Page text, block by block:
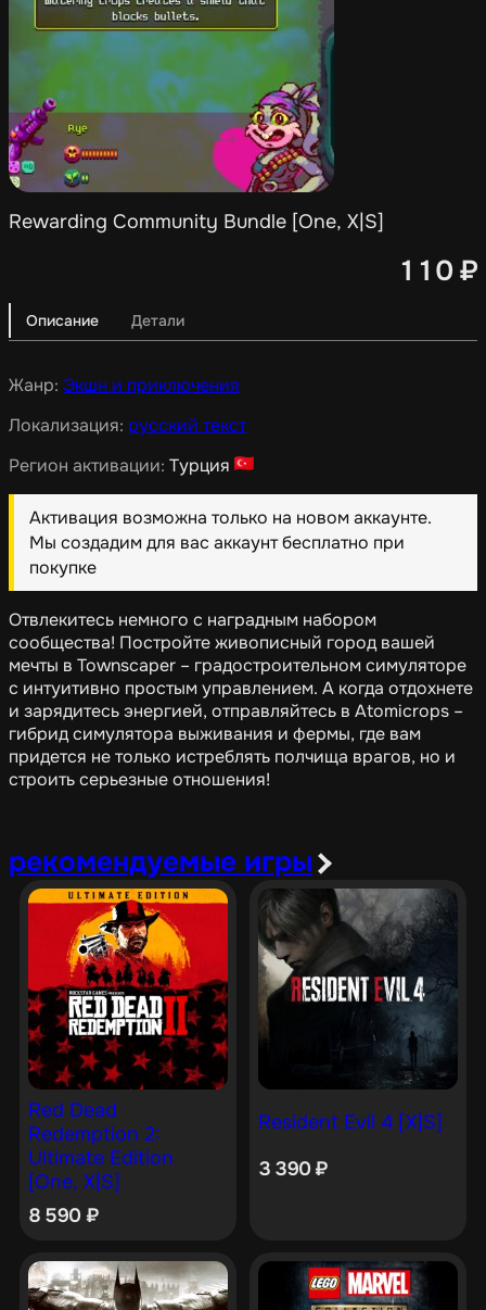
Rewarding Community Bundle [One, X|S]
110 ₽
Описание Детали
Жанр: Экшн и приключения
Локализация: русский текст
Регион активации: Турция
Активация возможна только на новом аккаунте.
Мы создадим для вас аккаунт бесплатно при
покупке
Отвлекитесь немного с наградным набором
сообщества! Постройте живописный город вашей
мечты в Townscaper – градостроительном симуляторе
с интуитивно простым управлением. А когда отдохнете
и зарядитесь энергией, отправляйтесь в Atomicrops –
гибрид симулятора выживания и фермы, где вам
придется не только истреблять полчища врагов, но и
строить серьезные отношения!
рекомендуемые игры
Red Dead
Redemption 2:
Ultimate Edition
[One, X|S]
8 590 ₽
Resident Evil 4 [X|S]
3 390₽